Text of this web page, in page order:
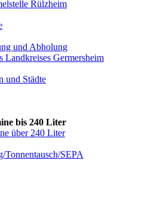
Rülzheim
und Abholung
Landkreises Germersheim
und Städte
bis 240 Liter
über 240 Liter
SEPA